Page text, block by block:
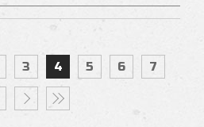
3 4 5 6 7